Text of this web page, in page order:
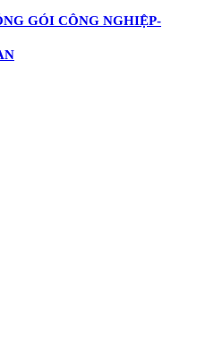
GÓI CÔNG NGHIỆP-